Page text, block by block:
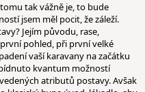
tak vážně je, to bude
jsem měl pocit, že záleží.
Jejím původu, rase,
pohled, při první velké
vaší karavany na začátku
kvantum možností
atributů postavy. Avšak